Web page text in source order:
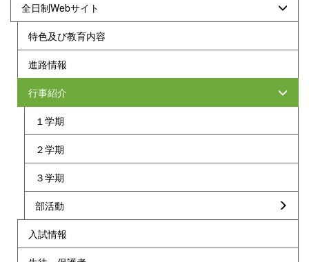
全日制Webサイト
特色及び教育内容
進路情報
行事紹介
１学期
２学期
３学期
部活動
入試情報